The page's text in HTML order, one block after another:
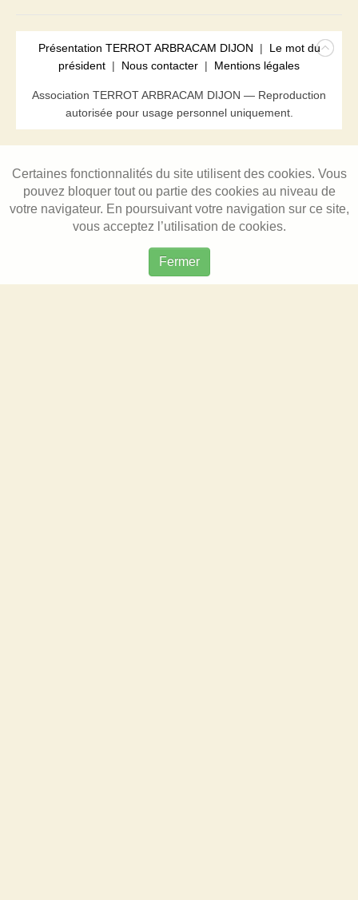
Présentation TERROT ARBRACAM DIJON | Le mot du
président | Nous contacter | Mentions légales
Association TERROT ARBRACAM DIJON — Reproduction
autorisée pour usage personnel uniquement.
Certaines fonctionnalités du site utilisent des cookies. Vous
pouvez bloquer tout ou partie des cookies au niveau de
votre navigateur. En poursuivant votre navigation sur ce site,
vous acceptez l’utilisation de cookies.
Fermer